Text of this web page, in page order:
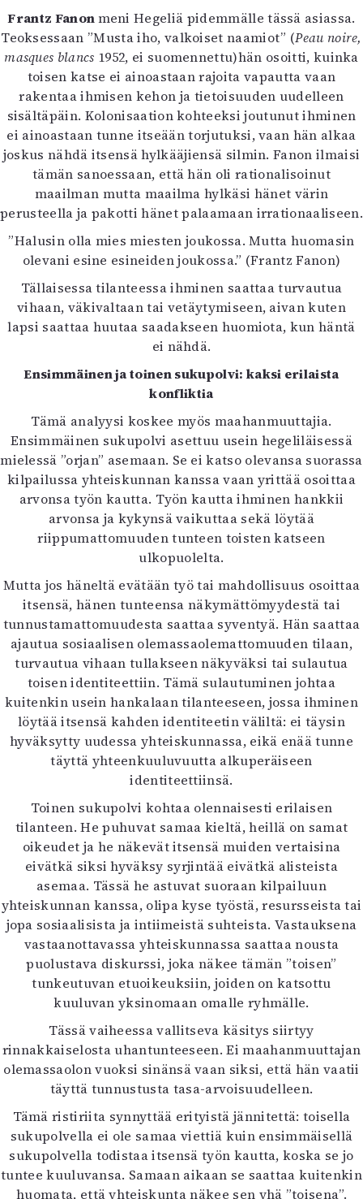
Frantz Fanonmeni Hegeliä pidemmälle tässä asiassa.
Teoksessaan ”Musta iho, valkoiset naamiot” (Peau noire,
masques blancs 1952, ei suomennettu)hän osoitti, kuinka
toisen katse ei ainoastaan rajoita vapautta vaan
rakentaa ihmisen kehon ja tietoisuuden uudelleen
sisältäpäin. Kolonisaation kohteeksi joutunut ihminen
ei ainoastaan tunne itseään torjutuksi, vaan hän alkaa
joskus nähdä itsensä hylkääjiensä silmin. Fanon ilmaisi
tämän sanoessaan, että hän oli rationalisoinut
maailman mutta maailma hylkäsi hänet värin
perusteella ja pakotti hänet palaamaan irrationaaliseen.
”Halusin olla mies miesten joukossa. Mutta huomasin
olevani esine esineiden joukossa.” (Frantz Fanon)
Tällaisessa tilanteessa ihminen saattaa turvautua
vihaan, väkivaltaan tai vetäytymiseen, aivan kuten
lapsi saattaa huutaa saadakseen huomiota, kun häntä
ei nähdä.
Ensimmäinen ja toinen sukupolvi: kaksi erilaista
konfliktia
Tämä analyysi koskee myös maahanmuuttajia.
Ensimmäinen sukupolvi asettuu usein hegeliläisessä
mielessä ”orjan” asemaan. Se ei katso olevansa suorassa
kilpailussa yhteiskunnan kanssa vaan yrittää osoittaa
arvonsa työn kautta. Työn kautta ihminen hankkii
arvonsa ja kykynsä vaikuttaa sekä löytää
riippumattomuuden tunteen toisten katseen
ulkopuolelta.
Mutta jos häneltä evätään työ tai mahdollisuus osoittaa
itsensä, hänen tunteensa näkymättömyydestä tai
tunnustamattomuudesta saattaa syventyä. Hän saattaa
ajautua sosiaalisen olemassaolemattomuuden tilaan,
turvautua vihaan tullakseen näkyväksi tai sulautua
toisen identiteettiin. Tämä sulautuminen johtaa
kuitenkin usein hankalaan tilanteeseen, jossa ihminen
löytää itsensä kahden identiteetin väliltä: ei täysin
hyväksytty uudessa yhteiskunnassa, eikä enää tunne
täyttä yhteenkuuluvuutta alkuperäiseen
identiteettiinsä.
Toinen sukupolvi kohtaa olennaisesti erilaisen
tilanteen. He puhuvat samaa kieltä, heillä on samat
oikeudet ja he näkevät itsensä muiden vertaisina
eivätkä siksi hyväksy syrjintää eivätkä alisteista
asemaa. Tässä he astuvat suoraan kilpailuun
yhteiskunnan kanssa, olipa kyse työstä, resursseista tai
jopa sosiaalisista ja intiimeistä suhteista. Vastauksena
vastaanottavassa yhteiskunnassa saattaa nousta
puolustava diskurssi, joka näkee tämän ”toisen”
tunkeutuvan etuoikeuksiin, joiden on katsottu
kuuluvan yksinomaan omalle ryhmälle.
Tässä vaiheessa vallitseva käsitys siirtyy
rinnakkaiselosta uhantunteeseen. Ei maahanmuuttajan
olemassaolon vuoksi sinänsä vaan siksi, että hän vaatii
täyttä tunnustusta tasa-arvoisuudelleen.
Tämä ristiriita synnyttää erityistä jännitettä: toisella
sukupolvella ei ole samaa viettiä kuin ensimmäisellä
sukupolvella todistaa itsensä työn kautta, koska se jo
tuntee kuuluvansa. Samaan aikaan se saattaa kuitenkin
huomata, että yhteiskunta näkee sen yhä ”toisena”.